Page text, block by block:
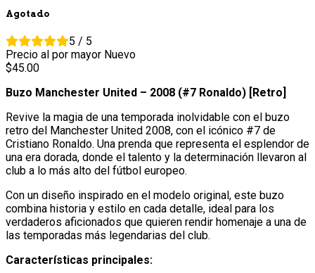
Agotado
5 / 5
Precio al por mayor Nuevo
45.00
Buzo Manchester United – 2008 (#7 Ronaldo) [Retro]
Revive la magia de una temporada inolvidable con el buzo
retro del Manchester United 2008, con el icónico #7 de
Cristiano Ronaldo. Una prenda que representa el esplendor de
una era dorada, donde el talento y la determinación llevaron al
club a lo más alto del fútbol europeo.
Con un diseño inspirado en el modelo original, este buzo
combina historia y estilo en cada detalle, ideal para los
verdaderos aficionados que quieren rendir homenaje a una de
las temporadas más legendarias del club.
Características principales: